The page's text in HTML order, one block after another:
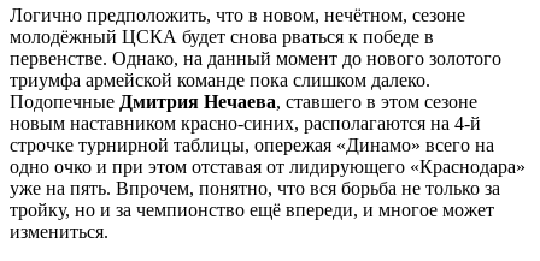
Логично предположить, что в новом, нечётном, сезоне
молодёжный ЦСКА будет снова рваться к победе в
первенстве. Однако, на данный момент до нового золотого
триумфа армейской команде пока слишком далеко.
Подопечные Дмитрия Нечаева, ставшего в этом сезоне
новым наставником красно-синих, располагаются на 4-й
строчке турнирной таблицы, опережая «Динамо» всего на
одно очко и при этом отставая от лидирующего «Краснодара»
уже на пять. Впрочем, понятно, что вся борьба не только за
тройку, но и за чемпионство ещё впереди, и многое может
измениться.